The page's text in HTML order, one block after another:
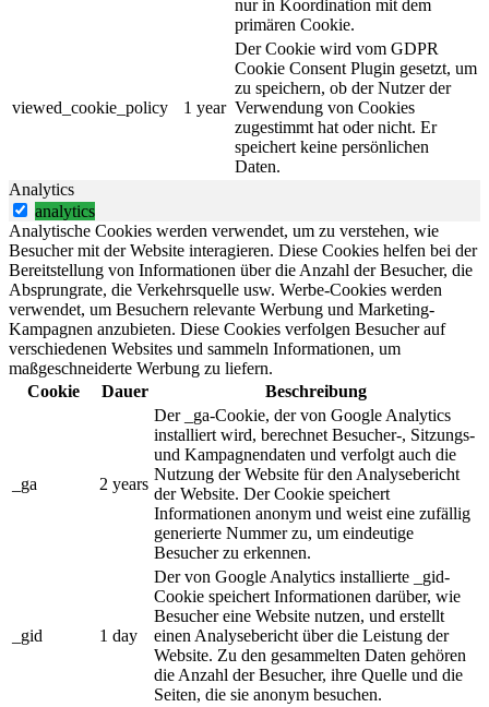
nur in Koordination mit dem
primären Cookie.
viewed_cookie_policy 1 year
Der Cookie wird vom GDPR
Cookie Consent Plugin gesetzt, um
zu speichern, ob der Nutzer der
Verwendung von Cookies
zugestimmt hat oder nicht. Er
speichert keine persönlichen
Daten.
Analytics
analytics
Analytische Cookies werden verwendet, um zu verstehen, wie
Besucher mit der Website interagieren. Diese Cookies helfen bei der
Bereitstellung von Informationen über die Anzahl der Besucher, die
Absprungrate, die Verkehrsquelle usw. Werbe-Cookies werden
verwendet, um Besuchern relevante Werbung und Marketing-
Kampagnen anzubieten. Diese Cookies verfolgen Besucher auf
verschiedenen Websites und sammeln Informationen, um
maßgeschneiderte Werbung zu liefern.
Cookie
Dauer Beschreibung
_ga 2 years
Der _ga-Cookie, der von Google Analytics
installiert wird, berechnet Besucher-, Sitzungs-
und Kampagnendaten und verfolgt auch die
Nutzung der Website für den Analysebericht
der Website. Der Cookie speichert
Informationen anonym und weist eine zufällig
generierte Nummer zu, um eindeutige
Besucher zu erkennen.
_gid 1 day
Der von Google Analytics installierte _gid-
Cookie speichert Informationen darüber, wie
Besucher eine Website nutzen, und erstellt
einen Analysebericht über die Leistung der
Website. Zu den gesammelten Daten gehören
die Anzahl der Besucher, ihre Quelle und die
Seiten, die sie anonym besuchen.